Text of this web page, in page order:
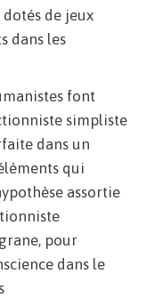
de jeux
dans les
font
simpliste
dans un
qui
assortie
pour
dans le